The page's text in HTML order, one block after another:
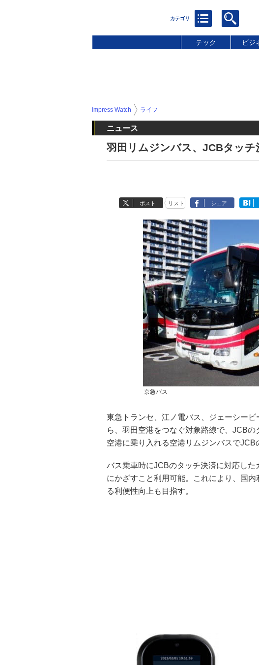
テック ビジ
Impress Watch ライフ
ニュース
羽田リムジンバス、JCBタッチ
ポスト リスト シェア
京急バス
東急トランセ、江ノ電バス、ジェーシー
ら、羽田空港をつなぐ対象路線で、JCB
空港に乗り入れる空港リムジンバスでJCB
バス乗車時にJCBのタッチ決済に対応し
にかざすこと利用可能。これにより、国
る利便性向上も目指す。